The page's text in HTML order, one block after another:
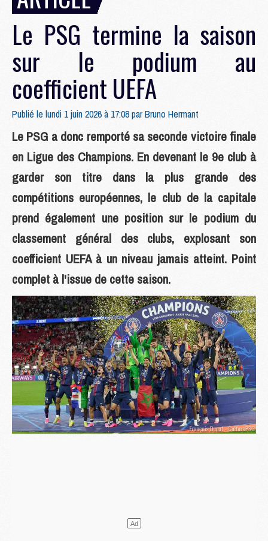
Le PSG termine la saison
sur le podium au
coefficient UEFA
Publié le lundi 1 juin 2026 à 17:08 parBruno Hermant
Le PSG a donc remporté sa seconde victoire finale
en Ligue des Champions. En devenant le 9e club à
garder son titre dans la plus grande des
compétitions européennes, le club de la capitale
prend également une position sur le podium du
classement général des clubs, explosant son
coefficient UEFA à un niveau jamais atteint. Point
complet à l'issue de cette saison.